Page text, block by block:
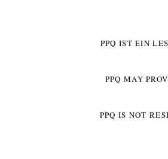
PPQ IST EIN
PPQ MAY
PPQ IS NOT